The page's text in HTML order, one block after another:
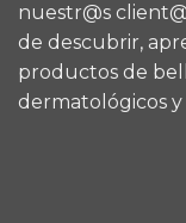
nuestr@s
de descubrir,
productos de
dermatológicos